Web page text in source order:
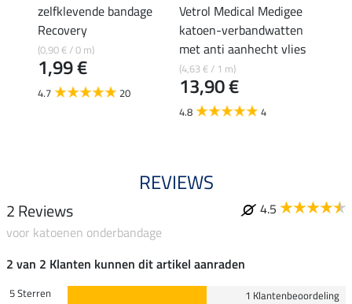
zelfklevende bandage
Recovery
(0,90 € / 0 m)
1,99 €
4.7 20
Vetrol Medical Medigee
katoen-verbandwatten
met anti aanhecht vlies
(4,63 € / 1 m)
13,90 €
4.8 4
REVIEWS
2 Reviews
4.5
voor katoenen onderbandage
2 van 2 Klanten kunnen dit artikel aanraden
5 Sterren
1 Klantenbeoordeling